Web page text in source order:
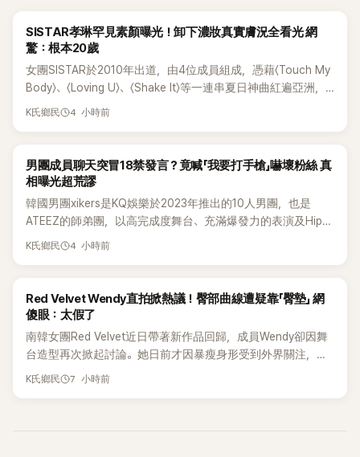
K-POP
SISTAR孝琳罕見素顏曝光！卸下濃妝真實膚況全看光 網
驚：根本20歲
女團SISTAR於2010年出道，由4位成員組成，憑藉〈Touch My
Body〉、〈Loving U〉、〈Shake It〉等一連串夏日神曲紅遍亞洲，
獲封「夏日女王」。不過，團體在出道滿7年後宣布解散，成員各
不僅展現兩人多年不變的好交情，她幾乎素顏入鏡的真實模
樣，也意外掀起網友熱議。
K氏鄉民 4 小時前
K-POP
男團成員聊天突冒18禁發言？竟喊「我要打手槍」嚇壞粉絲 真
相曝光超荒謬
韓國男團xikers是KQ娛樂於2023年推出的10人男團，也是
ATEEZ的師弟團，以高完成度舞台、充滿爆發力的表演及Hip-
Hop風格聞名，出道後迅速累積大批海內外粉絲，近年也陸續
K氏鄉民 4 小時前
K-POP
Red Velvet Wendy直拍掀熱議！臀部曲線遭疑靠「臀墊」 網
傻眼：太假了
南韓女團Red Velvet近日帶著新作品回歸，成員Wendy卻因舞
台造型再次掀起討論。她日前才因暴瘦身形受到外界關注，又
被質疑在舞台上使用臀墊，如今最新打歌舞台曝光後，再度因
K氏鄉民 7 小時前